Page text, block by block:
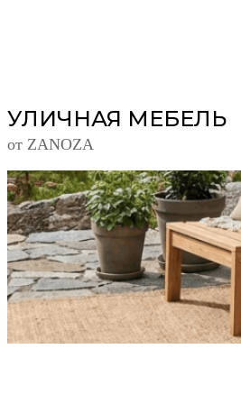
УЛИЧНАЯ МЕБЕЛЬ
от ZANOZA